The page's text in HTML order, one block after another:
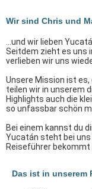
Wir sind Chris und
…und wir lieben
Seitdem zieht es uns
verlieben wir uns
Unsere Mission ist
teilen wir in unserem
Highlights auch die
so unfassbar schön
Bei einem kannst du
Yucatán steht bei
Reiseführer
Das ist in unserem